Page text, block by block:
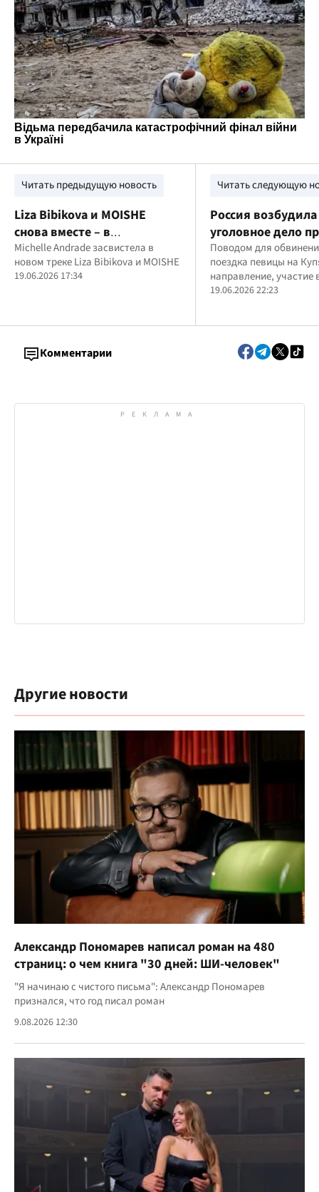
Читать предыдущую новость
Liza Bibikova и MOISHE
снова вместе – в
совместном романтическом
летнем релизе "Катамаран"
Michelle Andrade засвистела в
новом треке Liza Bibikova и MOISHE
19.06.2026 17:34
Читать следующую
Россия возбудила
уголовное дело
Тины Кароль из-за
поддержки ВСУ
Поводом для
поездка певицы на
направление, участие
творческом проекте с
19.06.2026 22:23
Комментарии
Другие новости
Александр Пономарев написал роман на 480
страниц: о чем книга "30 дней: ШИ-человек"
"Я начинаю с чистого письма": Александр Пономарев
признался, что год писал роман
9.08.2026 12:30